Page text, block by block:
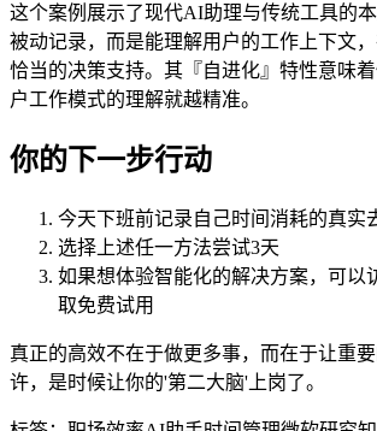
这个案例展示了现代AI助理与传统工具的
被动记录，而是能理解用户的工作上下文
恰当的决策支持。其『自进化』特性意味
户工作模式的理解就越精准。
你的下一步行动
今天下班前记录自己时间消耗的真实
选择上述任一方法尝试3天
如果想体验智能化的解决方案，可以
取免费试用
真正的高效不在于做更多事，而在于让重
许，是时候让你的'第二大脑'上岗了。